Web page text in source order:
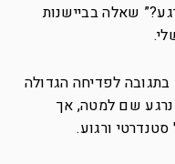
שאלה בביישנות
בתגובה לפדיחה הגדולה
שם למטה, אך
ורגוע.